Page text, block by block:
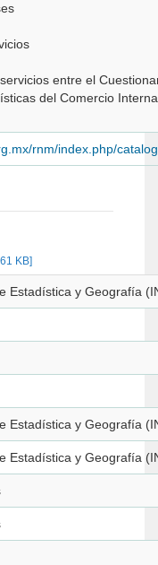
entre el
del Comercio
rnm/index.php/
KB]
Estadística y Geografía
Estadística y Geografía
Estadística y Geografía